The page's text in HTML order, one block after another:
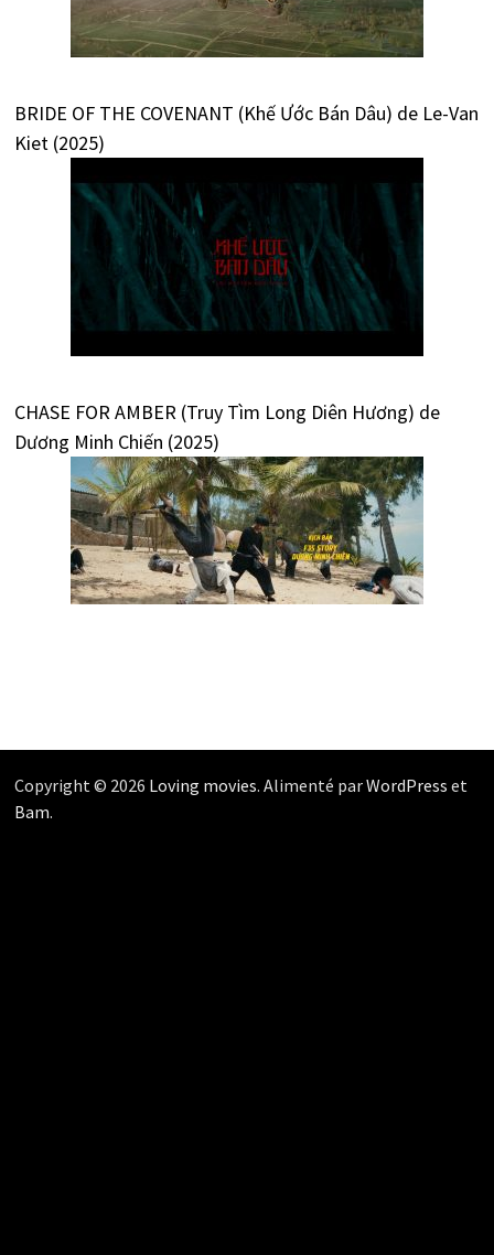
BRIDE OF THE COVENANT (Khế Ước Bán Dâu) de Le-Van
Kiet (2025)
CHASE FOR AMBER (Truy Tìm Long Diên Hương) de
Dương Minh Chiến (2025)
Copyright © 2026 Loving movies. Alimenté parWordPress et
Bam.